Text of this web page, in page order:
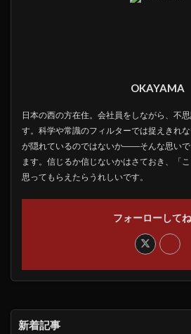
OKAYAMA
日本の西の方在住。会社員をしながら、不
す。科学や常識のフィルターでは捉えきれ
が隠れているのではないか――そんな思い
ます。信じるか信じないかはさておき、「
思ってもらえたらうれしいです。
フォーローしてね
新着記事